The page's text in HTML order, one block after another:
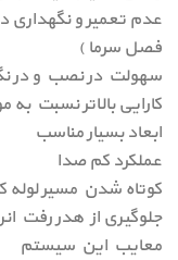
عدم تعمیر و نگهداری
فصل سرما )
سهولت در نصب و در
کارایی بالاتر نسبت به
ابعاد بسیار مناسب
عملکرد کم صدا
کوتاه شدن مسیر
جلوگیری از هدر رفت
معایب این سیستم